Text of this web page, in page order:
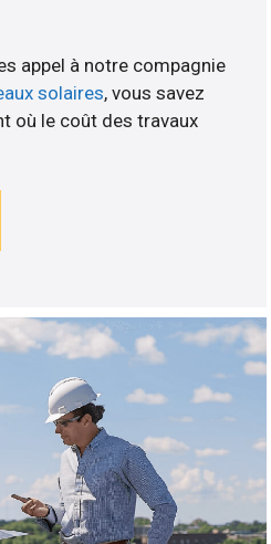
appel à notre compagnie
solaires, vous savez
où le coût des travaux